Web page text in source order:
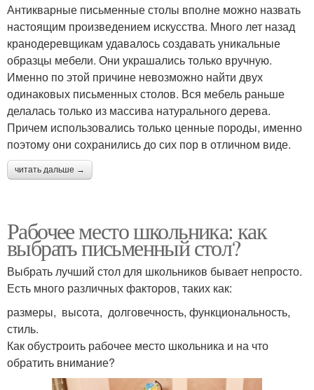
Антикварные письменные столы вполне можно назвать
настоящим произведением искусства. Много лет назад
кранодеревщикам удавалось создавать уникальные
образцы мебели. Они украшались только вручную.
Именно по этой причине невозможно найти двух
одинаковых письменных столов. Вся мебель раньше
делалась только из массива натурального дерева.
Причем использовались только ценные породы, именно
поэтому они сохранились до сих пор в отличном виде.
читать дальше →
Рабочее место школьника: как
выбрать письменный стол?
Выбрать лучший стол для школьников бывает непросто.
Есть много различных факторов, таких как:
размеры, высота, долговечность, функциональность,
стиль.
Как обустроить рабочее место школьника и на что
обратить внимание?